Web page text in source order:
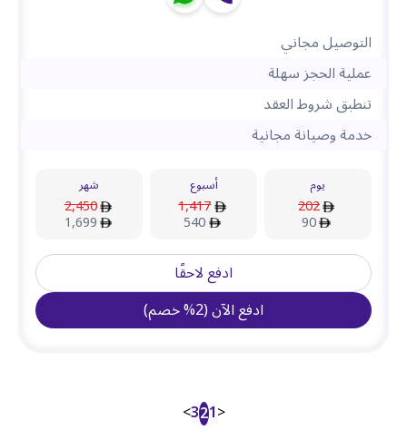
التوصيل مجاني
عملية الحجز سهلة
تنطبق شروط العقد
خدمة وصيانة مجانية
يوم
202
90
أسبوع
1,417
540
شهر
2,450
1,699
ادفع لاحقًا
ادفع الآن(
2
%خصم)
<
1
2
3
>